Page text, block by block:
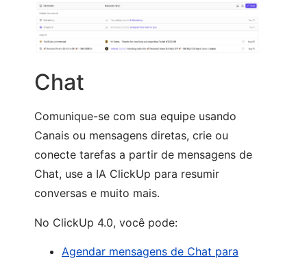
Chat
Comunique-se com sua equipe usando
Canais ou mensagens diretas, crie ou
conecte tarefas a partir de mensagens de
Chat, use a IA ClickUp para resumir
conversas e muito mais.
No ClickUp 4.0, você pode:
Agendar mensagens de Chat para